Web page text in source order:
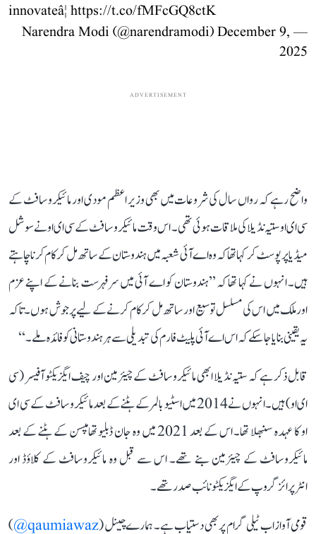
innovateâ¦ https://t.co/fMFcGQ8ctK
— Narendra Modi (@narendramodi)
December 9,
2025
ADVERTISEMENT
واضح رہے کہ رواں سال کی شروعات میں بھی وزیر اعظم مودی اور مائیکروسافٹ کے
سی ای او ستیہ نڈیلا کی ملاقات ہوئی تھی۔ اس وقت مائیکروسافٹ کے سی ای او نے سوشل
میڈیا پر پوسٹ کر کہا تھا کہ وہ اے آئی شعبہ میں ہندوستان کے ساتھ مل کر کام کرنا چاہتے
ہیں۔ انہوں نے کہا تھا کہ ’’ہندوستان کو اے آئی میں سرفہرست بنانے کے اپنے عزم
اورملک میں اس کی مسلسل توسیع اور ساتھ مل کر کام کرنے کے لیے پرجوش ہوں۔ تاکہ
یہ یقینی بنایا جا سکے کہ اس اے آئی پلیٹ فارم کی تبدیلی سے ہر ہندوستانی کو فائدہ ملے۔‘‘
قابل ذکر ہے کہ ستیہ نڈیلا ابھی مائیکروسافٹ کے چیئرمین اور چیف ایگزیکٹو آفیسر (سی
ای او) ہیں۔ انہوں نے 2014 میں اسٹیو بالمر کے ہٹنے کے بعد مائیکروسافٹ کے سی ای
او کا عہدہ سنبھلا تھا۔ اس کے بعد 2021 میں وہ جان ڈبلیو تھامپسن کے ہٹنے کے بعد
مائیکروسافٹ کے چیئرمین بنے تھے۔ اس سے قبل وہ مائیکروسافٹ کے کلاؤڈ اور
انٹرپرائز گروپ کے ایگزیکٹو نائب صدر تھے۔
قومی آواز اب ٹیلی گرام پر بھی دستیاب ہے۔ ہمارے چینل (qaumiawaz@
)